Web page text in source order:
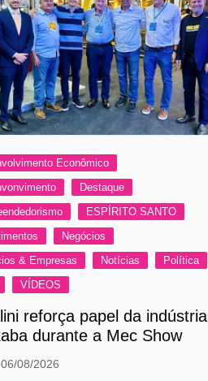
Econômico
Destaque
ESPÍRITO SANTO
Negócios
& Empresas
Notícias
Política
VÍDEOS
reforça papel da indústria
durante a Mec Show
08/2026